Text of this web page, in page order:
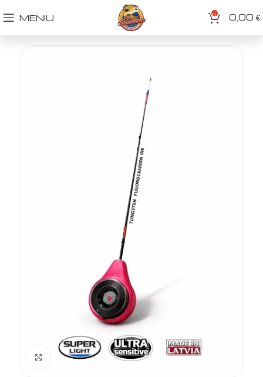
MENIU 0 0,00 €
Spustelėkite norėdami padidinti